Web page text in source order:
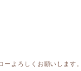
ーよろしくお願いします